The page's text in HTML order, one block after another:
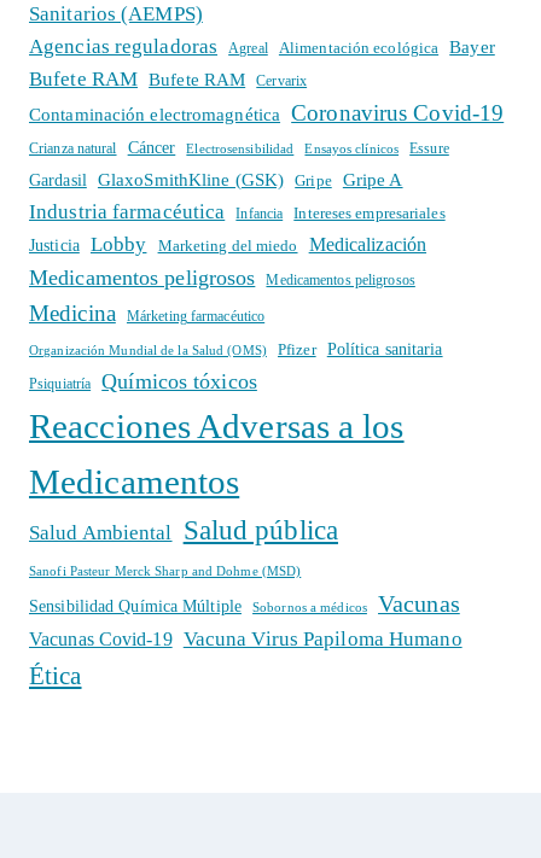
Sanitarios (AEMPS)
Agencias reguladoras
Agreal Alimentación ecológica Bayer
Bufete RAM Bufete RAM Cervarix
Contaminación electromagnética Coronavirus Covid-19
Crianza natural Cáncer Electrosensibilidad Ensayos clínicos Essure
Gardasil GlaxoSmithKline (GSK) Gripe Gripe A
Industria farmacéutica Infancia
Intereses empresariales
Justicia
Lobby Marketing del miedo Medicalización
Medicamentos peligrosos Medicamentos peligrosos
Medicina Márketing farmacéutico
Organización Mundial de la Salud (OMS) Pfizer Política sanitaria
Psiquiatría Químicos tóxicos
Reacciones Adversas a los
Medicamentos
Salud Ambiental Salud pública
Sanofi Pasteur Merck Sharp and Dohme (MSD)
Sensibilidad Química Múltiple Sobornos a médicos Vacunas
Vacunas Covid-19 Vacuna Virus Papiloma Humano
Ética